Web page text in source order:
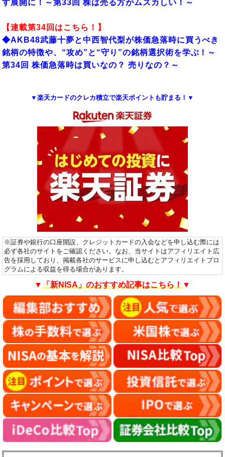
す展開に！～第33回 株は売る方がムズカしい！～
【連載第34回はこちら！】
◆AKB48武藤十夢と中西智代梨が株価急落時に買うべき
銘柄の特徴や、“攻め”と“守り”の銘柄選択術を学ぶ！～
第34回 株価急落時は買いなの？ 売りなの？～
▼楽天カードのクレカ積立で楽天ポイントも貯まる！▼
※証券や銀行の口座開設、クレジットカードの入会などを申し込む際には
必ず各社のサイトをご確認ください。なお、当サイトはアフィリエイト広
告を採用しており、掲載各社のサービスに申し込むとアフィリエイトプロ
グラムによる収益を得る場合があります。
▼ 「新NISA」のおすすめ記事はこちら！ ▼